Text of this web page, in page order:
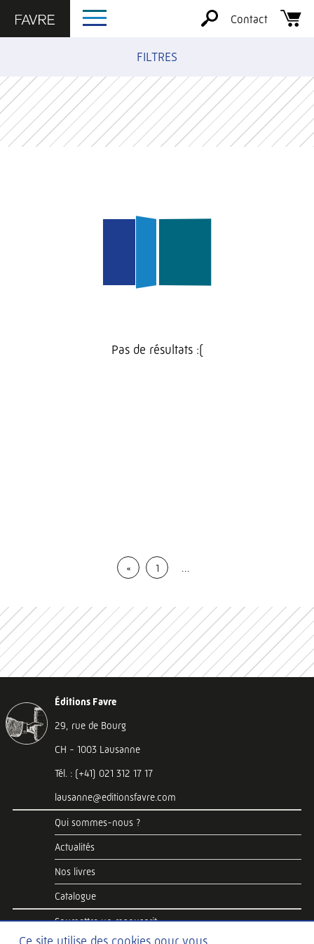
Contact
FILTRES
Pas de résultats :(
« 1 …
Éditions Favre
29, rue de Bourg
CH - 1003 Lausanne
Tél. : (+41) 021 312 17 17
lausanne@editionsfavre.com
Qui sommes-nous ?
Actualités
Nos livres
Catalogue
Soumettre un manuscrit
Ce site utilise des cookies pour vous